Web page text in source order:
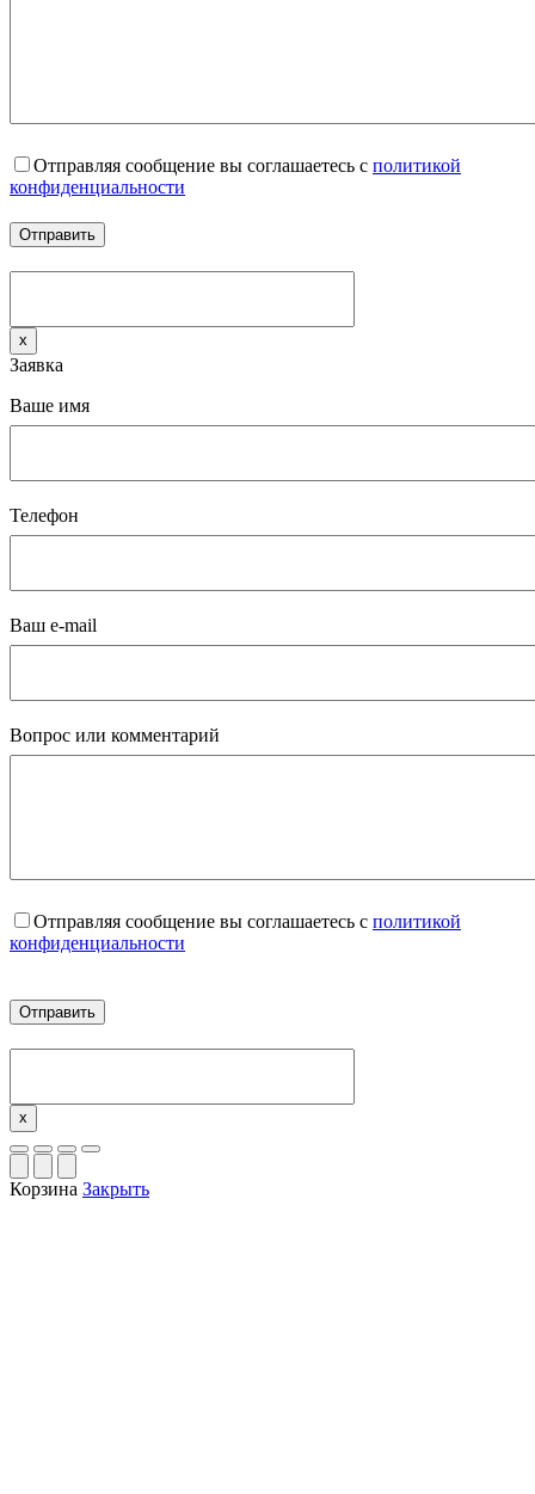
Отправляя сообщение вы соглашаетесь с политикой
конфиденциальности
x
Заявка
Ваше имя
Телефон
Ваш e-mail
Вопрос или комментарий
Отправляя сообщение вы соглашаетесь с политикой
конфиденциальности
x
Корзина Закрыть